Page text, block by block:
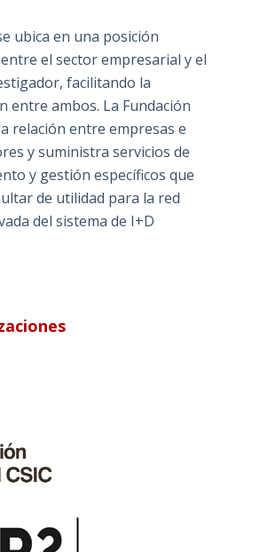
ubica en una posición
el sector empresarial y el
facilitando la
entre ambos. La Fundación
relación entre empresas e
y suministra servicios de
y gestión específicos que
de utilidad para la red
del sistema de I+D